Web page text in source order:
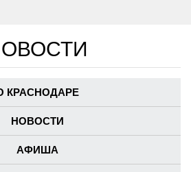
КРАСНОДАРЕ
НОВОСТИ
АФИША